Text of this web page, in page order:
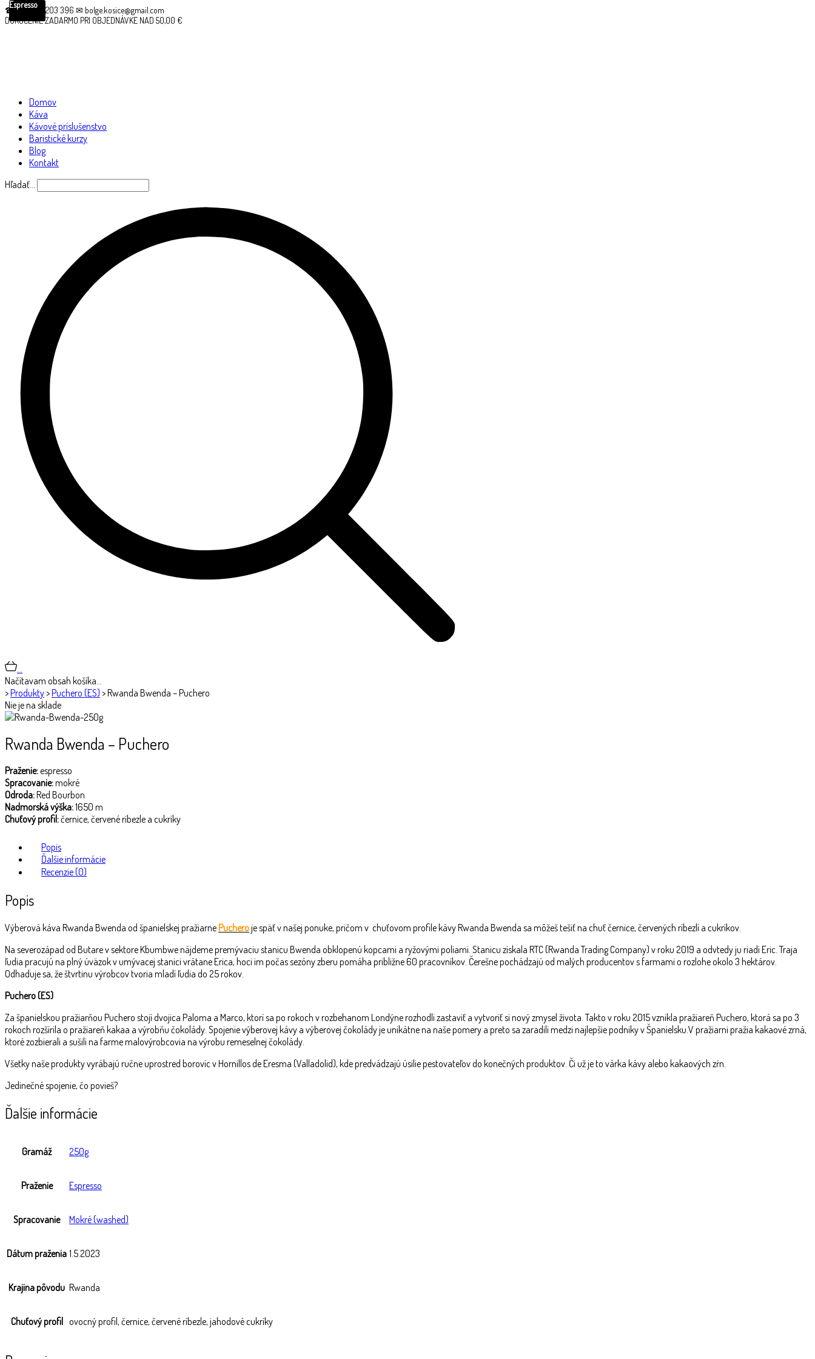
☎ +421 910 203 396 ✉ bolge.kosice@gmail.com
DORUČENIE ZADARMO PRI OBJEDNÁVKE NAD 50,00 €
Domov
Káva
Kávové príslušenstvo
Baristické kurzy
Blog
Kontakt
Hľadať…
…
Načítavam obsah košíka…
>Produkty>Puchero (ES) >Rwanda Bwenda – Puchero
Nie je na sklade
Espresso
Rwanda Bwenda – Puchero
Praženie:espresso
Spracovanie:mokré
Odroda:Red Bourbon
Nadmorská výška:1650 m
Chuťový profil:černice, červené ríbezle a cukríky
Popis
Ďalšie informácie
Recenzie (0)
Popis
Výberová káva Rwanda Bwenda od španielskej pražiarnePucheroje späť v našej ponuke, pričom v chuťovom profile kávy Rwanda Bwenda sa môžeš tešiť na chuť černice, červených ríbezlí a cukríkov.
Na severozápad od Butare v sektore Kbumbwe nájdeme premývaciu stanicu Bwenda obklopenú kopcami a ryžovými poliami. Stanicu získala RTC (Rwanda Trading Company) v roku 2019 a odvtedy ju riadi Eric. Traja
ľudia pracujú na plný úväzok v umývacej stanici vrátane Erica, hoci im počas sezóny zberu pomáha približne 60 pracovníkov. Čerešne pochádzajú od malých producentov s farmami o rozlohe okolo 3 hektárov.
Odhaduje sa, že štvrtinu výrobcov tvoria mladí ľudia do 25 rokov.
Puchero (ES)
Za španielskou pražiarňou Puchero stojí dvojica Paloma a Marco, ktorí sa po rokoch v rozbehanom Londýne rozhodli zastaviť a vytvoriť si nový zmysel života. Takto v roku 2015 vznikla pražiareň Puchero, ktorá sa po 3
rokoch rozšírila o pražiareň kakaa a výrobňu čokolády. Spojenie výberovej kávy a výberovej čokolády je unikátne na naše pomery a preto sa zaradili medzi najlepšie podniky v Španielsku. V pražiarni pražia kakaové zrná,
ktoré zozbierali a sušili na farme malovýrobcovia na výrobu remeselnej čokolády.
Všetky naše produkty vyrábajú ručne uprostred borovíc v Hornillos de Eresma (Valladolid), kde predvádzajú úsilie pestovateľov do konečných produktov. Či už je to várka kávy alebo kakaových zŕn.
Jedinečné spojenie, čo povieš?
Ďalšie informácie
Gramáž 250g
Praženie Espresso
Spracovanie Mokré (washed)
Dátum praženia 1.5.2023
Krajina pôvodu Rwanda
Chuťový profil ovocný profil, černice, červené ríbezle, jahodové cukríky